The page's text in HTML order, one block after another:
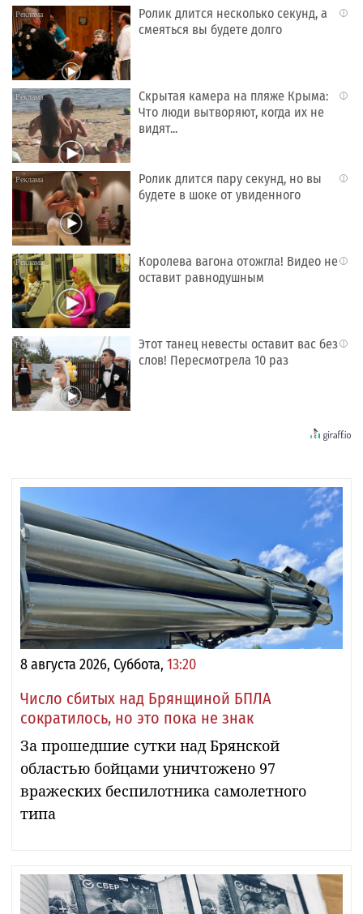
i
Ролик длится несколько секунд, а
смеяться вы будете долго
i
Скрытая камера на пляже Крыма:
Что люди вытворяют, когда их не
видят...
i
Ролик длится пару секунд, но вы
будете в шоке от увиденного
i
Королева вагона отожгла! Видео не
оставит равнодушным
i
Этот танец невесты оставит вас без
слов! Пересмотрела 10 раз
8 августа 2026, Суббота, 13:20
Число сбитых над Брянщиной БПЛА
сократилось, но это пока не знак
За прошедшие сутки над Брянской
областью бойцами уничтожено 97
вражеских беспилотника самолетного
типа